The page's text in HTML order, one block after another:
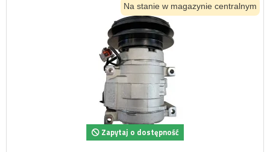
Na stanie w magazynie centralnym
Zapytaj o dostępność